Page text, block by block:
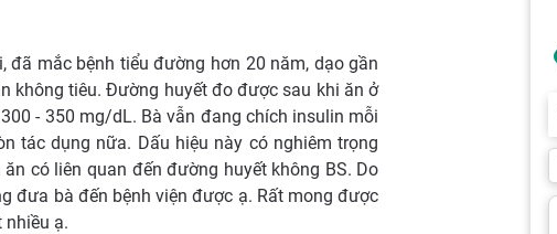
đã mắc bệnh tiểu đường hơn 20 năm, dạo gần
không tiêu. Đường huyết đo được sau khi ăn ở
- 350 mg/dL. Bà vẫn đang chích insulin mỗi
tác dụng nữa. Dấu hiệu này có nghiêm trọng
có liên quan đến đường huyết không BS. Do
đưa bà đến bệnh viện được ạ. Rất mong được
nhiều ạ.